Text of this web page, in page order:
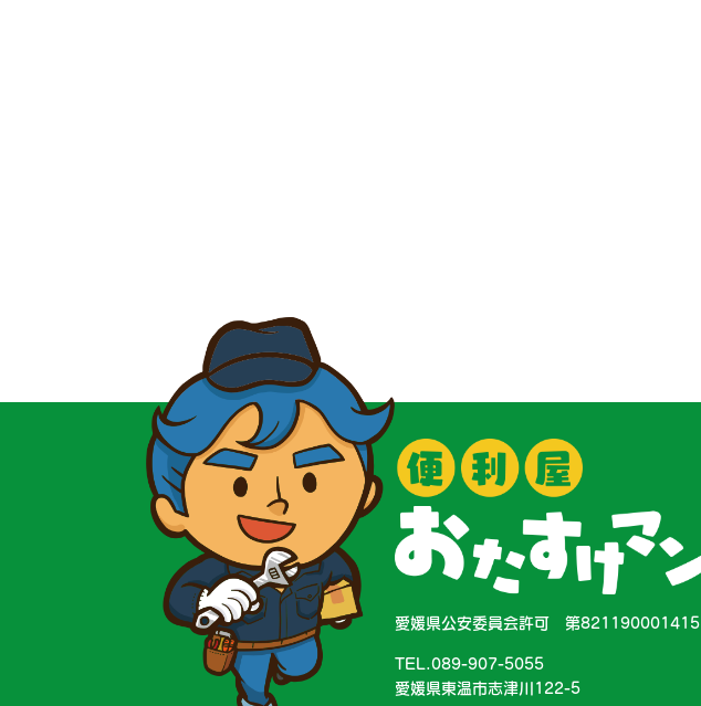
愛媛県公安委員会許可 第821190001415
TEL.089-907-5055
愛媛県東温市志津川122-5